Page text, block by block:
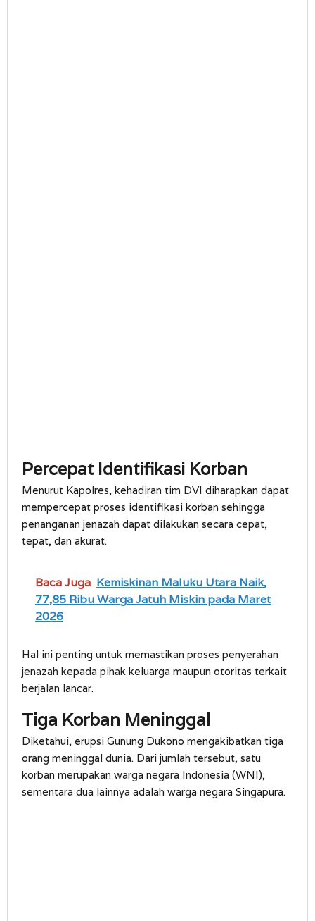
Percepat Identifikasi Korban
Menurut Kapolres, kehadiran tim DVI diharapkan dapat
mempercepat proses identifikasi korban sehingga
penanganan jenazah dapat dilakukan secara cepat,
tepat, dan akurat.
Baca Juga Kemiskinan Maluku Utara Naik,
77,85 Ribu Warga Jatuh Miskin pada Maret
2026
Hal ini penting untuk memastikan proses penyerahan
jenazah kepada pihak keluarga maupun otoritas terkait
berjalan lancar.
Tiga Korban Meninggal
Diketahui, erupsi Gunung Dukono mengakibatkan tiga
orang meninggal dunia. Dari jumlah tersebut, satu
korban merupakan warga negara Indonesia (WNI),
sementara dua lainnya adalah warga negara Singapura.